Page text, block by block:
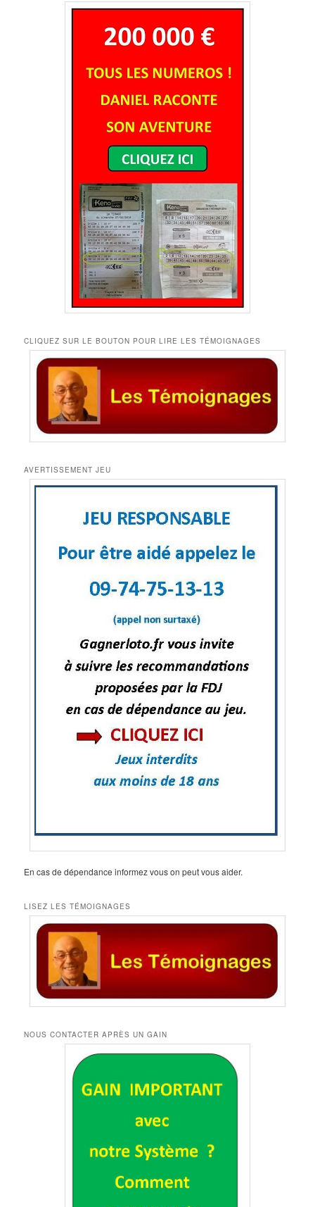
CLIQUEZ SUR LE BOUTON POUR LIRE LES TÉMOIGNAGES
AVERTISSEMENT JEU
En cas de dépendance informez vous on peut vous aider.
LISEZ LES TÉMOIGNAGES
NOUS CONTACTER APRÈS UN GAIN